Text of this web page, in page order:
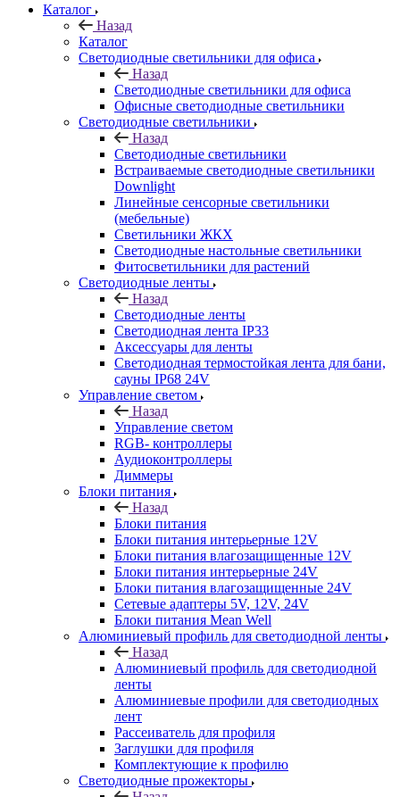
Каталог
Назад
Каталог
Светодиодные светильники для офиса
Назад
Светодиодные светильники для офиса
Офисные светодиодные светильники
Светодиодные светильники
Назад
Светодиодные светильники
Встраиваемые светодиодные светильники
Downlight
Линейные сенсорные светильники
(мебельные)
Светильники ЖКХ
Светодиодные настольные светильники
Фитосветильники для растений
Светодиодные ленты
Назад
Светодиодные ленты
Светодиодная лента IP33
Аксессуары для ленты
Светодиодная термостойкая лента для бани,
сауны IP68 24V
Управление светом
Назад
Управление светом
RGB- контроллеры
Аудиоконтроллеры
Диммеры
Блоки питания
Назад
Блоки питания
Блоки питания интерьерные 12V
Блоки питания влагозащищенные 12V
Блоки питания интерьерные 24V
Блоки питания влагозащищенные 24V
Сетевые адаптеры 5V, 12V, 24V
Блоки питания Mean Well
Алюминиевый профиль для светодиодной ленты
Назад
Алюминиевый профиль для светодиодной
ленты
Алюминиевые профили для светодиодных
лент
Рассеиватель для профиля
Заглушки для профиля
Комплектующие к профилю
Светодиодные прожекторы